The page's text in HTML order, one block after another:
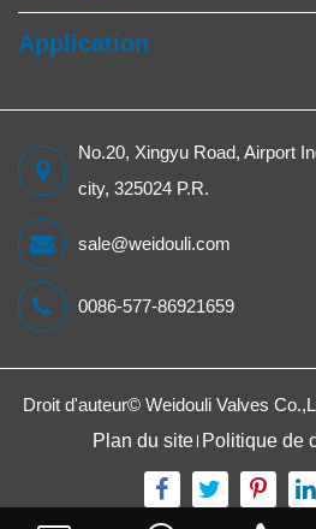
Application
No.20, Xingyu Road, Airport
city, 325024 P.R.
sale@weidouli.com
0086-577-86921659
Droit d'auteur©Weidouli Valves
Plan du site Politique de